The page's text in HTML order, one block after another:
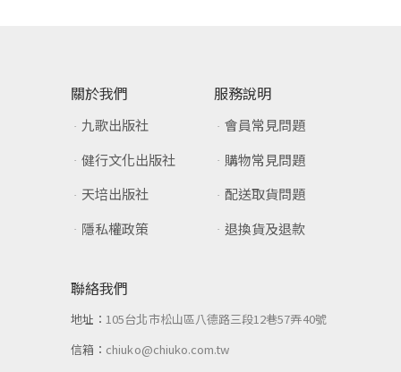
關於我們
九歌出版社
健行文化出版社
天培出版社
隱私權政策
服務說明
會員常見問題
購物常見問題
配送取貨問題
退換貨及退款
聯絡我們
地址：105台北市松山區八德路三段12巷57弄40號
信箱： chiuko@chiuko.com.tw